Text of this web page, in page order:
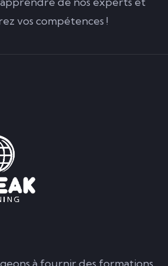
vos compétences !
à fournir des formations